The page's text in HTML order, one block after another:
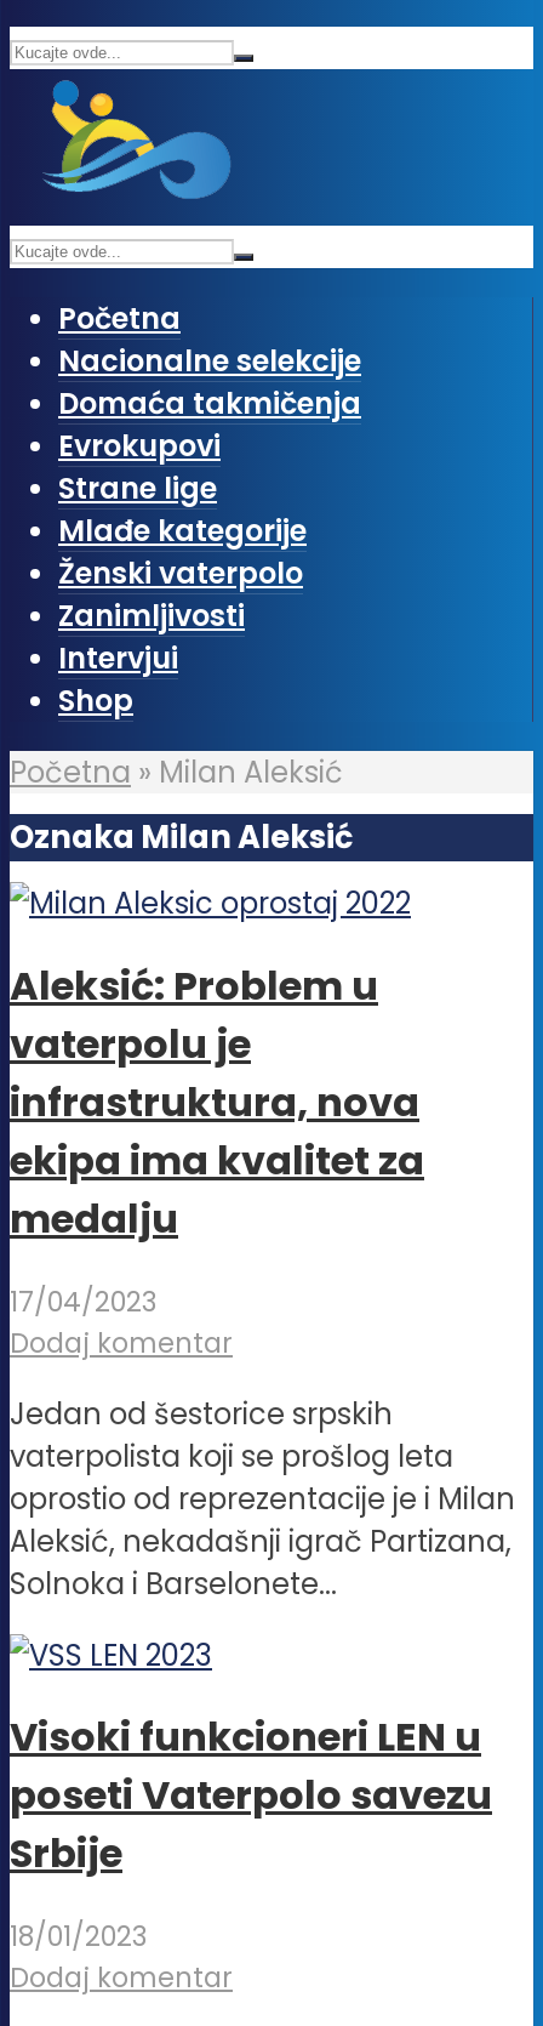
Početna
Nacionalne selekcije
Domaća takmičenja
Evrokupovi
Strane lige
Mlađe kategorije
Ženski vaterpolo
Zanimljivosti
Intervjui
Shop
Početna » Milan Aleksić
Oznaka Milan Aleksić
Aleksić: Problem u
vaterpolu je
infrastruktura, nova
ekipa ima kvalitet za
medalju
17/04/2023
Dodaj komentar
Jedan od šestorice srpskih
vaterpolista koji se prošlog leta
oprostio od reprezentacije je i Milan
Aleksić, nekadašnji igrač Partizana,
Solnoka i Barselonete...
Visoki funkcioneri LEN u
poseti Vaterpolo savezu
Srbije
18/01/2023
Dodaj komentar